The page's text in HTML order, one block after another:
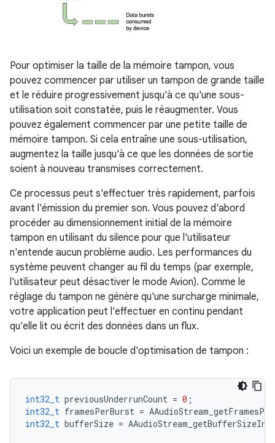
Pour optimiser la taille de la mémoire tampon, vous
pouvez commencer par utiliser un tampon de grande taille
et le réduire progressivement jusqu'à ce qu'une sous-
utilisation soit constatée, puis le réaugmenter. Vous
pouvez également commencer par une petite taille de
mémoire tampon. Si cela entraîne une sous-utilisation,
augmentez la taille jusqu'à ce que les données de sortie
soient à nouveau transmises correctement.
Ce processus peut s'effectuer très rapidement, parfois
avant l'émission du premier son. Vous pouvez d'abord
procéder au dimensionnement initial de la mémoire
tampon en utilisant du silence pour que l'utilisateur
n'entende aucun problème audio. Les performances du
système peuvent changer au fil du temps (par exemple,
l'utilisateur peut désactiver le mode Avion). Comme le
réglage du tampon ne génère qu'une surcharge minimale,
votre application peut l'effectuer en continu pendant
qu'elle lit ou écrit des données dans un flux.
Voici un exemple de boucle d'optimisation de tampon :
int32_t previousUnderrunCount = 0 ;
int32_t framesPerBurst =
int32_t bufferSize =